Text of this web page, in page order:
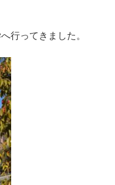
行ってきました。